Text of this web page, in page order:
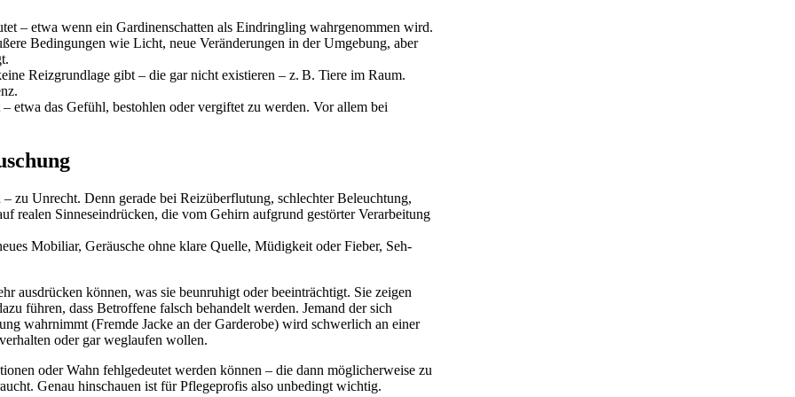
– etwa wenn ein Gardinenschatten als Eindringling wahrgenommen wird.
Bedingungen wie Licht, neue Veränderungen in der Umgebung, aber
Reizgrundlage gibt – die gar nicht existieren – z. B. Tiere im Raum.
etwa das Gefühl, bestohlen oder vergiftet zu werden. Vor allem bei
zu Unrecht. Denn gerade bei Reizüberflutung, schlechter Beleuchtung,
realen Sinneseindrücken, die vom Gehirn aufgrund gestörter Verarbeitung
Mobiliar, Geräusche ohne klare Quelle, Müdigkeit oder Fieber, Seh-
ausdrücken können, was sie beunruhigt oder beeinträchtigt. Sie zeigen
führen, dass Betroffene falsch behandelt werden. Jemand der sich
wahrnimmt (Fremde Jacke an der Garderobe) wird schwerlich an einer
oder gar weglaufen wollen.
oder Wahn fehlgedeutet werden können – die dann möglicherweise zu
Genau hinschauen ist für Pflegeprofis also unbedingt wichtig.